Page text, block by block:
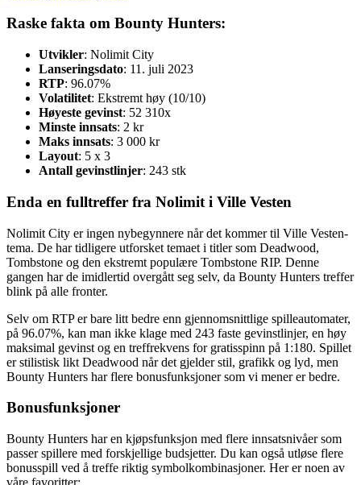
Raske fakta om Bounty Hunters:
Utvikler: Nolimit City
Lanseringsdato: 11. juli 2023
RTP: 96.07%
Volatilitet: Ekstremt høy (10/10)
Høyeste gevinst: 52 310x
Minste innsats: 2 kr
Maks innsats: 3 000 kr
Layout: 5 x 3
Antall gevinstlinjer: 243 stk
Enda en fulltreffer fra Nolimit i Ville Vesten
Nolimit City er ingen nybegynnere når det kommer til Ville Vesten-
tema. De har tidligere utforsket temaet i titler som Deadwood,
Tombstone og den ekstremt populære Tombstone RIP. Denne
gangen har de imidlertid overgått seg selv, da Bounty Hunters treffer
blink på alle fronter.
Selv om RTP er bare litt bedre enn gjennomsnittlige spilleautomater,
på 96.07%, kan man ikke klage med 243 faste gevinstlinjer, en høy
maksimal gevinst og en treffrekvens for gratisspinn på 1:180. Spillet
er stilistisk likt Deadwood når det gjelder stil, grafikk og lyd, men
Bounty Hunters har flere bonusfunksjoner som vi mener er bedre.
Bonusfunksjoner
Bounty Hunters har en kjøpsfunksjon med flere innsatsnivåer som
passer spillere med forskjellige budsjetter. Du kan også utløse flere
bonusspill ved å treffe riktig symbolkombinasjoner. Her er noen av
våre favoritter: